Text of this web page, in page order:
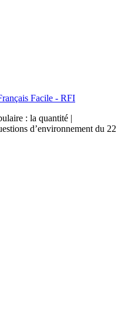
Facile - RFI
: la quantité |
d’environnement du 22